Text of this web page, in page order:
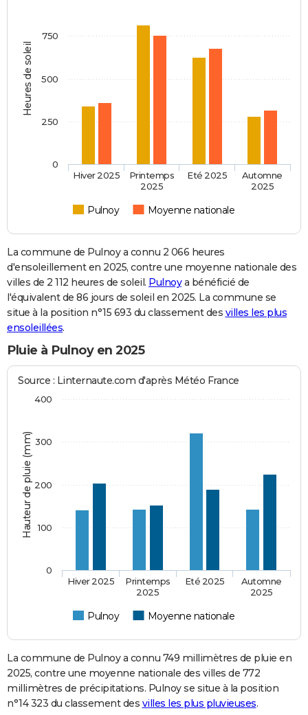
Heures de soleil
Pulnoy Moyenne nationale
Hiver 2025
Printemps
2025
Eté 2025
Automne
2025
0
250
500
750
La commune de Pulnoy a connu 2 066 heures
d'ensoleillement en 2025, contre une moyenne nationale des
villes de 2 112 heures de soleil. Pulnoya bénéficié de
l'équivalent de 86 jours de soleil en 2025. La commune se
situe à la position n°15 693 du classement des villes les plus
ensoleillées.
Pluie à Pulnoy en 2025
Hauteur de pluie (mm)
Source : Linternaute.com d'après Météo France
Pulnoy Moyenne nationale
Hiver 2025
Printemps
2025
Eté 2025
Automne
2025
0
100
200
300
400
La commune de Pulnoy a connu 749 millimètres de pluie en
2025, contre une moyenne nationale des villes de 772
millimètres de précipitations. Pulnoy se situe à la position
n°14 323 du classement des villes les plus pluvieuses.